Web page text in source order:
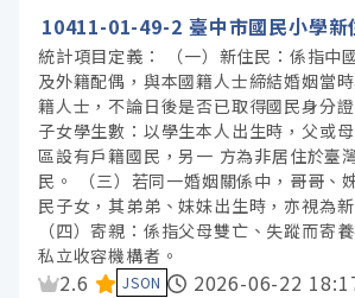
10411-01-49-2 臺中市國民小學新
統計項目定義： （一）新住民：係指中
及外籍配偶，與本國籍人士締結婚姻當
籍人士，不論日後是否已取得國民身分
子女學生數：以學生本人出生時，父或
區設有戶籍國民，另一 方為非居住於臺
民。 （三）若同一婚姻關係中，哥哥、
民子女，其弟弟、妹妹出生時，亦視為
（四）寄親：係指父母雙亡、失蹤而寄
私立收容機構者。
資料集評分：
2.6 JSON
2026-06-22